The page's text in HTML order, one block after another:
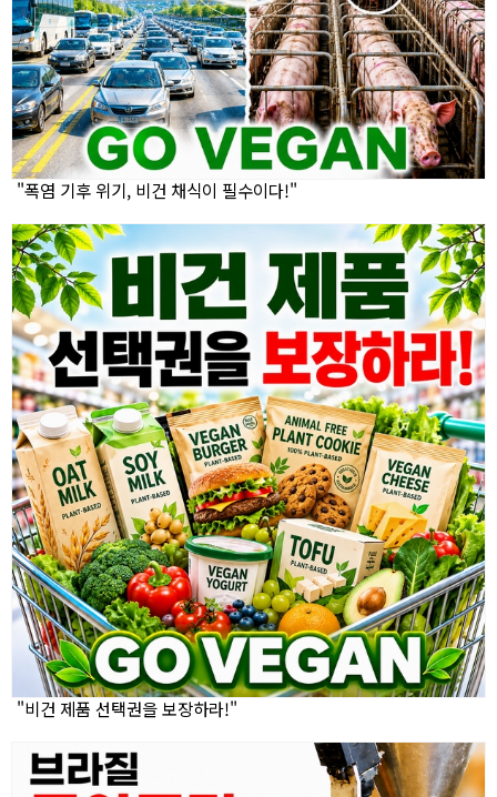
"폭염 기후 위기, 비건 채식이 필수이다!"
"비건 제품 선택권을 보장하라!"